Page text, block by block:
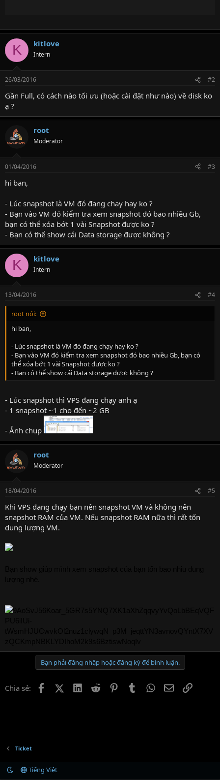
K kitlove
Intern
26/03/2016 #2
Gần Full, có cách nào tối ưu (hoặc cài đặt như nào) về disk ko
ạ ?
root
Moderator
01/04/2016 #3
hi ban,
- Lúc snapshot là VM đó đang chạy hay ko ?
- Bạn vào VM đó kiểm tra xem snapshot đó bao nhiều Gb,
bạn có thể xóa bớt 1 vài Snapshot được ko ?
- Bạn có thể show cái Data storage được không ?
K kitlove
Intern
13/04/2016 #4
root nói:
hi ban,
- Lúc snapshot là VM đó đang chạy hay ko ?
- Bạn vào VM đó kiểm tra xem snapshot đó bao nhiều Gb, bạn có
thể xóa bớt 1 vài Snapshot được ko ?
- Bạn có thể show cái Data storage được không ?
- Lúc snapshot thì VPS đang chạy anh ạ
- 1 snapshot ~1 cho đến ~2 GB
- Ảnh chụp
root
Moderator
18/04/2016 #5
Khi VPS đang chạy bạn nên snapshot VM và không nên
snapshot RAM của VM. Nếu snapshot RAM nữa thì rất tốn
dung lượng VM.
Bạn phải đăng nhập hoặc đăng ký để bình luận.
Chia sẻ: FacebookX (Twitter)
LinkedIn
Reddit PinterestTumblrWhatsApp
EmailLink
Ticket
Tiếng Việt